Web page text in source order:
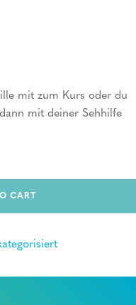
mit zum Kurs oder du
mit deiner Sehhilfe
CART